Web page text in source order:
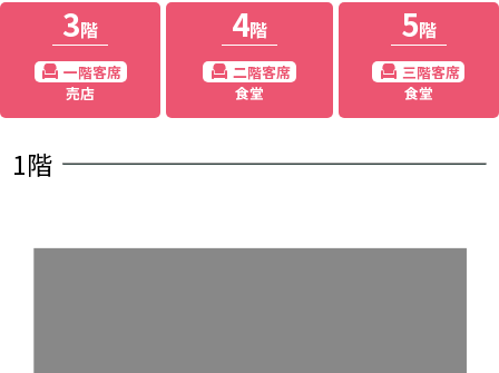
3階
一階客席
売店
4階
二階客席
食堂
5階
三階客席
食堂
1階